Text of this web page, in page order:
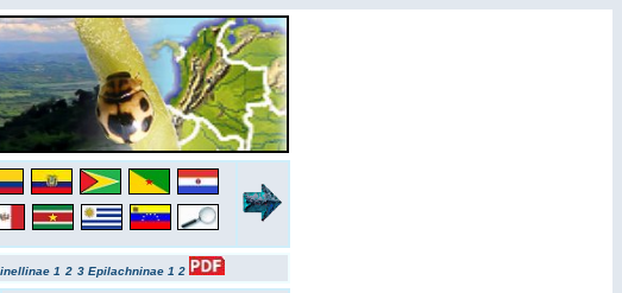
1 2 3 Epilachninae 1 2